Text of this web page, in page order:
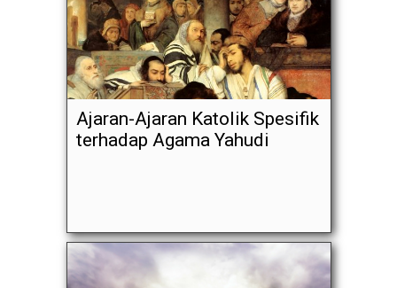
Ajaran-Ajaran Katolik Spesifik
terhadap Agama Yahudi